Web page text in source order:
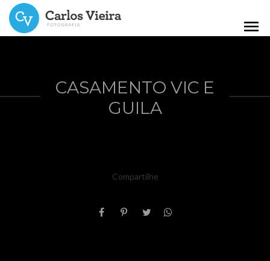
menu
CASAMENTO VIC E
GUILA
Compartilhe